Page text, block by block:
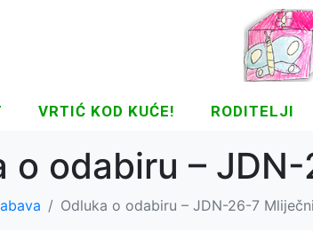
VRTIĆ KOD KUĆE! RODITELJI
o odabiru –
Odluka o odabiru – JDN-26-7